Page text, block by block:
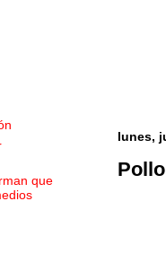
lunes,
que